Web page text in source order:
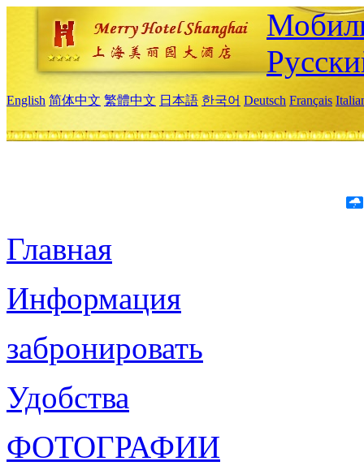
English 简体中文 繁體中文 日本語 한국어 Deutsch Français
Главная
Информация
забронировать
Удобства
ФОТОГРАФИИ